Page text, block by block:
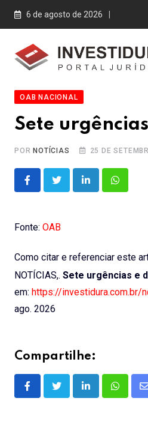
Skip
6 de agosto de 2026
OAB NACIONAL
Sete
PORNOTÍCIAS 25 DE
LinkedIn
Fonte: OAB
Como citar e referenciar este
NOTÍCIAS,. Sete urgências e
em: https://investidura.com.br/
ago. 2026
Compartilhe:
LinkedIn